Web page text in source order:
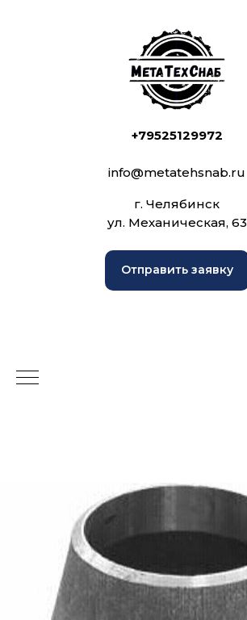
+79525129972
info@metatehsnab.ru
г. Челябинск
ул. Механическая, 63
Отправить заявку